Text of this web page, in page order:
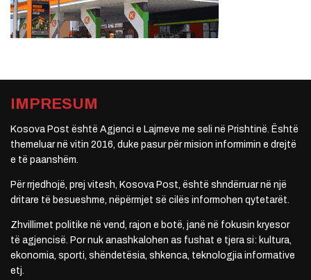
IMPRESUM
Kosova Post është Agjenci e Lajmeve me seli në Prishtinë. Është
themeluar në vitin 2016, duke pasur për mision informimin e drejtë
e të paanshëm.
Për rrjedhojë, prej vitesh, Kosova Post, është shndërruar në një
dritare të besueshme, nëpërmjet së cilës informohen qytetarët.
Zhvillimet politike në vend, rajon e botë, janë në fokusin kryesor
të agjencisë. Por nuk anashkalohen as fushat e tjera si: kultura,
ekonomia, sporti, shëndetësia, shkenca, teknologjia informative
etj.